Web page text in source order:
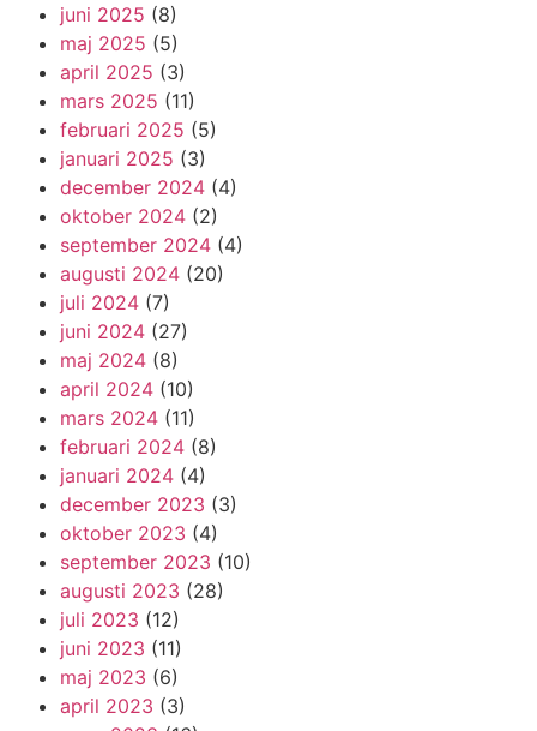
juni 2025 (8)
maj 2025 (5)
april 2025 (3)
mars 2025 (11)
februari 2025 (5)
januari 2025 (3)
december 2024 (4)
oktober 2024 (2)
september 2024 (4)
augusti 2024 (20)
juli 2024 (7)
juni 2024 (27)
maj 2024 (8)
april 2024 (10)
mars 2024 (11)
februari 2024 (8)
januari 2024 (4)
december 2023 (3)
oktober 2023 (4)
september 2023 (10)
augusti 2023 (28)
juli 2023 (12)
juni 2023 (11)
maj 2023 (6)
april 2023 (3)